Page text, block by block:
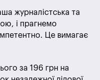
журналістська та
і прагнемо
Це вимагає
за 196 грн на